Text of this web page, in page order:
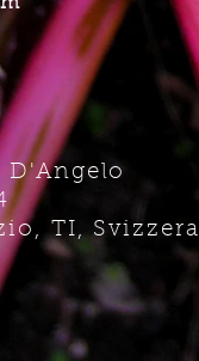
TI, Svizzera